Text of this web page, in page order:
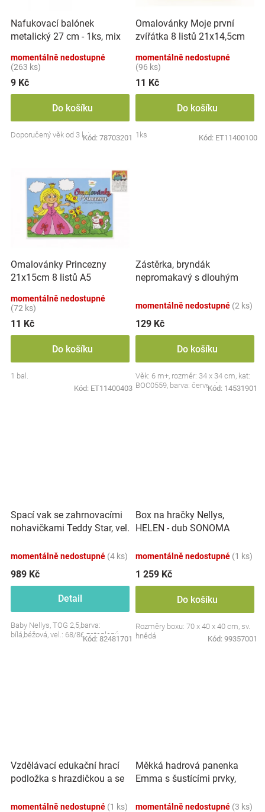
Hračkářství
ůo
d
u
k
ů
Nafukovací balónek
metalický 27 cm - 1ks, mix
momentálně nedostupné
(263 ks)
9 Kč
Do košíku
Doporučený věk od 3 letKód: 78703201
Omalovánky Moje první
zvířátka 8 listů 21x14,5cm
momentálně nedostupné
(96 ks)
11 Kč
Do košíku
1ks Kód: ET11400100
Omalovánky Princezny
21x15cm 8 listů A5
momentálně nedostupné
(72 ks)
11 Kč
Do košíku
1 bal.
Kód: ET11400403
Zástěrka, bryndák
nepromakavý s dlouhým
momentálně nedostupné (2 ks)
129 Kč
Do košíku
Věk: 6 m+, rozměr: 34 x 34 cm, kat:
BOC0559, barva: červená
Kód: 14531901
Spací vak se zahrnovacími
nohavičkami Teddy Star, vel.
momentálně nedostupné (4 ks)
989 Kč
Detail
Baby Nellys, TOG 2,5,barva:
bílá,béžová, vel.: 68/86 zateplený
Kód: 82481701
Box na hračky Nellys,
HELEN - dub SONOMA
momentálně nedostupné (1 ks)
1 259 Kč
Do košíku
Rozměry boxu: 70 x 40 x 40 cm, sv.
hnědá
Kód: 99357001
Vzdělávací edukační hrací
podložka s hrazdičkou a se
momentálně nedostupné (1 ks)
Měkká hadrová panenka
Emma s šustícími prvky,
momentálně nedostupné (3 ks)